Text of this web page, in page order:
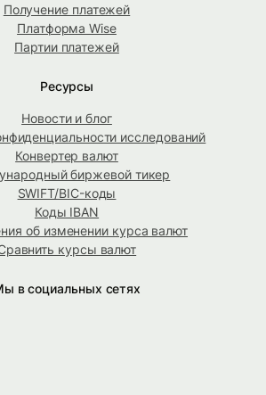
Получение платежей
Платформа Wise
Партии платежей
Ресурсы
Новости и блог
исследований
Конвертер валют
биржевой тикер
SWIFT/BIC-коды
Коды IBAN
об изменении курса валют
курсы валют
в социальных сетях